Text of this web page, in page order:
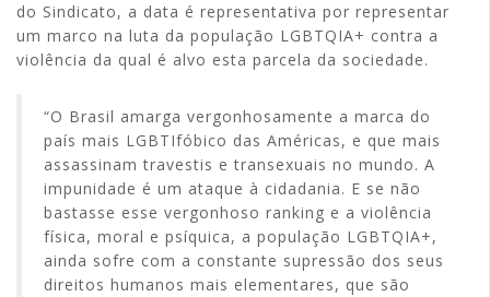
do Sindicato, a data é representativa por representar
um marco na luta da população LGBTQIA+ contra a
violência da qual é alvo esta parcela da sociedade.
“O Brasil amarga vergonhosamente a marca do
país mais LGBTIfóbico das Américas, e que mais
assassinam travestis e transexuais no mundo. A
impunidade é um ataque à cidadania. E se não
bastasse esse vergonhoso ranking e a violência
física, moral e psíquica, a população LGBTQIA+,
ainda sofre com a constante supressão dos seus
direitos humanos mais elementares, que são